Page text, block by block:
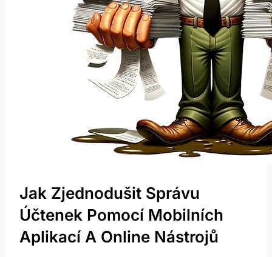
Jak ​zjednodušit Správu
Účtenek Pomocí Mobilních
Aplikací A ‍online Nástrojů